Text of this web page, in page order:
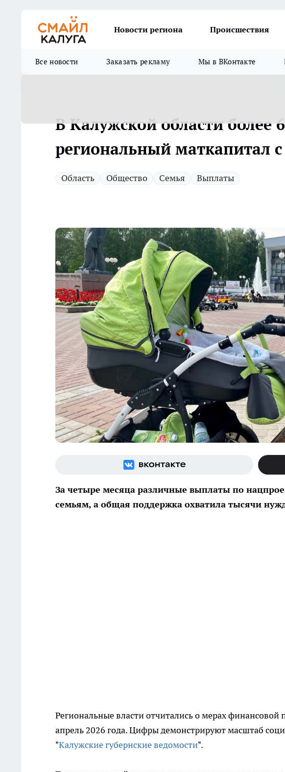
Новости региона Происшествия
Все новости Заказать рекламу Мы в ВКонтакте
В Калужской области более
региональный маткапитал с
Область Общество Семья Выплаты
За четыре месяца различные выплаты по
семьям, а общая поддержка охватила тысячи
Региональные власти отчитались о мерах финансовой
апрель 2026 года. Цифры демонстрируют масштаб
"Калужские губернские ведомости".